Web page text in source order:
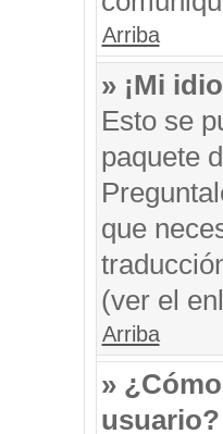
Arriba
» ¡Mi
Esto se
paquete
que
(ver el
Arriba
»
usuario?